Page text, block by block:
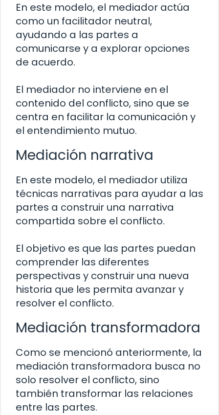
En este modelo, el mediador actúa
como un facilitador neutral,
ayudando a las partes a
comunicarse y a explorar opciones
de acuerdo.
El mediador no interviene en el
contenido del conflicto, sino que se
centra en facilitar la comunicación y
el entendimiento mutuo.
Mediación narrativa
En este modelo, el mediador utiliza
técnicas narrativas para ayudar a las
partes a construir una narrativa
compartida sobre el conflicto.
El objetivo es que las partes puedan
comprender las diferentes
perspectivas y construir una nueva
historia que les permita avanzar y
resolver el conflicto.
Mediación transformadora
Como se mencionó anteriormente, la
mediación transformadora busca no
solo resolver el conflicto, sino
también transformar las relaciones
entre las partes.